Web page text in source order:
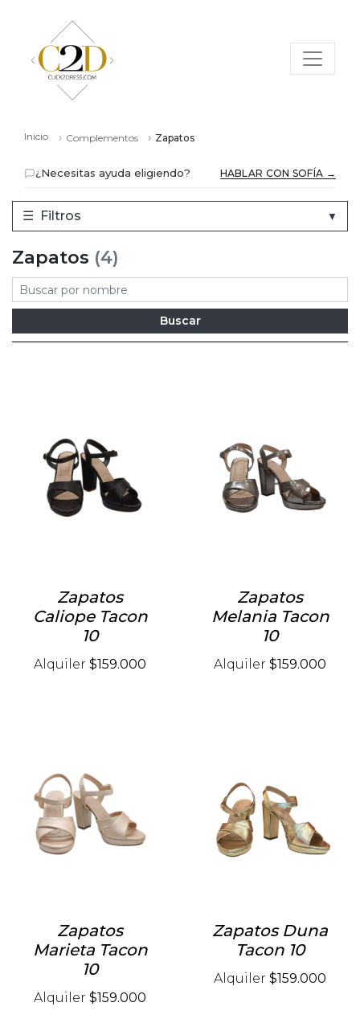
Inicio Complementos Zapatos
¿Necesitas ayuda eligiendo? HABLAR CON SOFÍA →
☰ Filtros ▼
Zapatos (4)
Zapatos
Caliope Tacon
10
Alquiler $159.000
Zapatos
Melania Tacon
10
Alquiler $159.000
Zapatos
Marieta Tacon
10
Alquiler $159.000
Zapatos Duna
Tacon 10
Alquiler $159.000